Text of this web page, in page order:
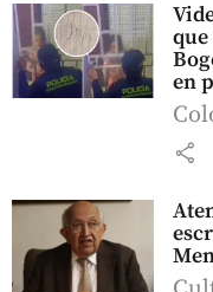
que
en
share